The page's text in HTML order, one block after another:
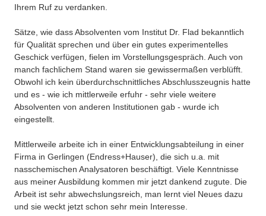
Ihrem Ruf zu verdanken.
Sätze, wie dass Absolventen vom Institut Dr. Flad bekanntlich
für Qualität sprechen und über ein gutes experimentelles
Geschick verfügen, fielen im Vorstellungsgespräch. Auch von
manch fachlichem Stand waren sie gewissermaßen verblüfft.
Obwohl ich kein überdurchschnittliches Abschlusszeugnis hatte
und es - wie ich mittlerweile erfuhr - sehr viele weitere
Absolventen von anderen Institutionen gab - wurde ich
eingestellt.
Mittlerweile arbeite ich in einer Entwicklungsabteilung in einer
Firma in Gerlingen (Endress+Hauser), die sich u.a. mit
nasschemischen Analysatoren beschäftigt. Viele Kenntnisse
aus meiner Ausbildung kommen mir jetzt dankend zugute. Die
Arbeit ist sehr abwechslungsreich, man lernt viel Neues dazu
und sie weckt jetzt schon sehr mein Interesse.